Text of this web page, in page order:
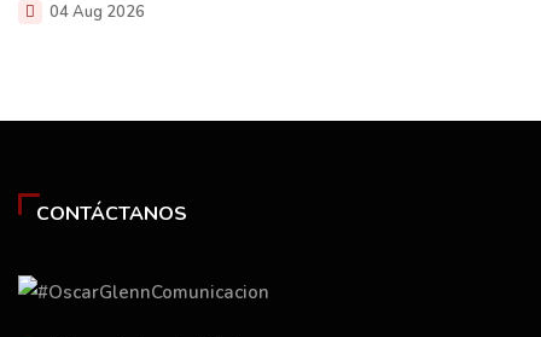
04 Aug 2026
CONTÁCTANOS